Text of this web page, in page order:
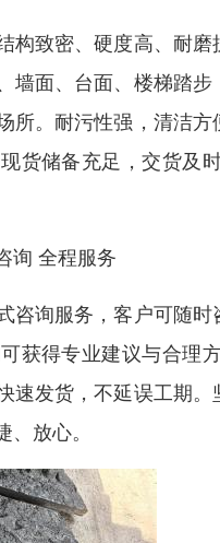
构致密、硬度高、耐
墙面、台面、楼梯踏
所。耐污性强，清洁
货储备充足，交货及
询 全程服务
咨询服务，客户可随
获得专业建议与合理
速发货，不延误工期
放心。